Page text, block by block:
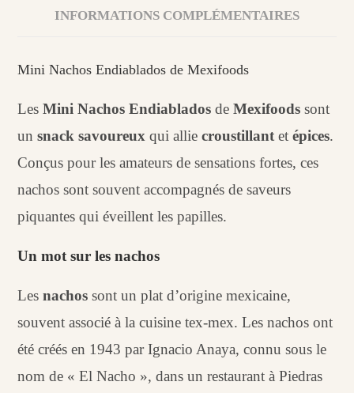
INFORMATIONS COMPLÉMENTAIRES
Mini Nachos Endiablados de Mexifoods
LesMini Nachos Endiablados deMexifoods sont
unsnack savoureux qui alliecroustillant etépices.
Conçus pour les amateurs de sensations fortes, ces
nachos sont souvent accompagnés de saveurs
piquantes qui éveillent les papilles.
Un mot sur les nachos
Lesnachos sont un plat d’origine mexicaine,
souvent associé à la cuisine tex-mex. Les nachos ont
été créés en 1943 par Ignacio Anaya, connu sous le
nom de « El Nacho », dans un restaurant à Piedras